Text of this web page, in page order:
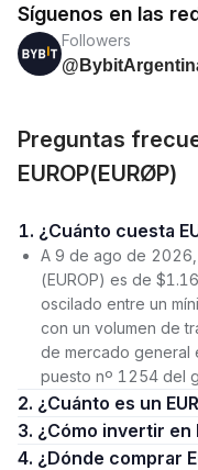
Síguenos en las
Followers
Preguntas
EUROP(EURØP)
1. ¿Cuánto cuesta
A 9 de ago de
(EUROP) es de
oscilado entre un
con un volumen de
de mercado general
puesto nº 1254 del
2. ¿Cuánto es un
3. ¿Cómo invertir en
4. ¿Dónde comprar